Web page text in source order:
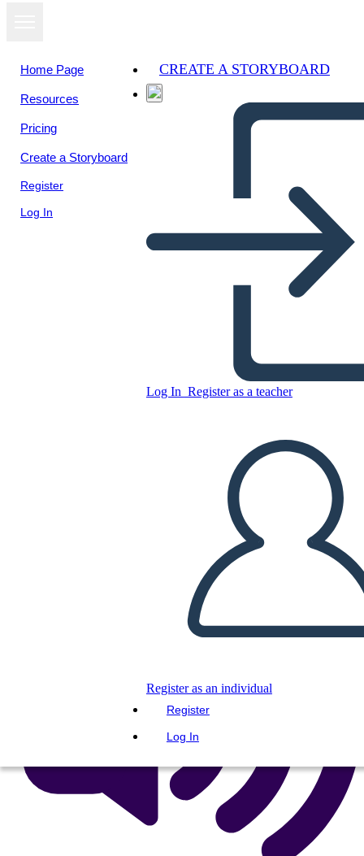
Home Page
Resources
Pricing
Create a Storyboard
Register
Log In
CREATE A STORYBOARD
Log In Register as a teacher
Register as an individual
Register
Log In
Historieta de la
independencia de México
Copy this Storyboard
CREATE A STORYBOARD
PLAY SLIDESHOW
READ TO ME
View as
slideshow